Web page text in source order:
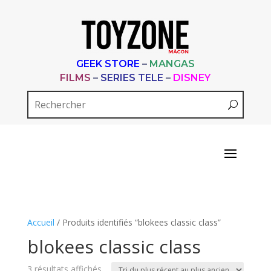
GEEK STORE – MANGAS
FILMS – SERIES TELE – DISNEY
Accueil / Produits identifiés “blokees classic class”
blokees classic class
Trié